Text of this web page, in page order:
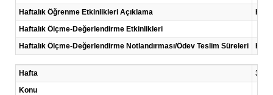
Haftalık Öğrenme Etkinlikleri Açıklama
Her
Haftalık Ölçme-Değerlendirme Etkinlikleri
Haftalık Ölçme-Değerlendirme Notlandırması/Ödev Teslim Süreleri
Her
Hafta
3
Konu